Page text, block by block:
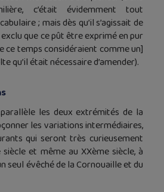
c’était évidemment tout
; mais dès qu’il s’agissait de
que ce pût être exprimé en pur
ce temps considéraient comme un]
qu’il était nécessaire d’amender).
les deux extrémités de la
les variations intermédiaires,
qui seront très curieusement
et même au XXème siècle, à
seul évêché de la Cornouaille et du